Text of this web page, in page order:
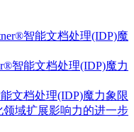
智能文档处理(IDP)魔力
文档处理(IDP)魔力象限
域扩展影响力的进一步